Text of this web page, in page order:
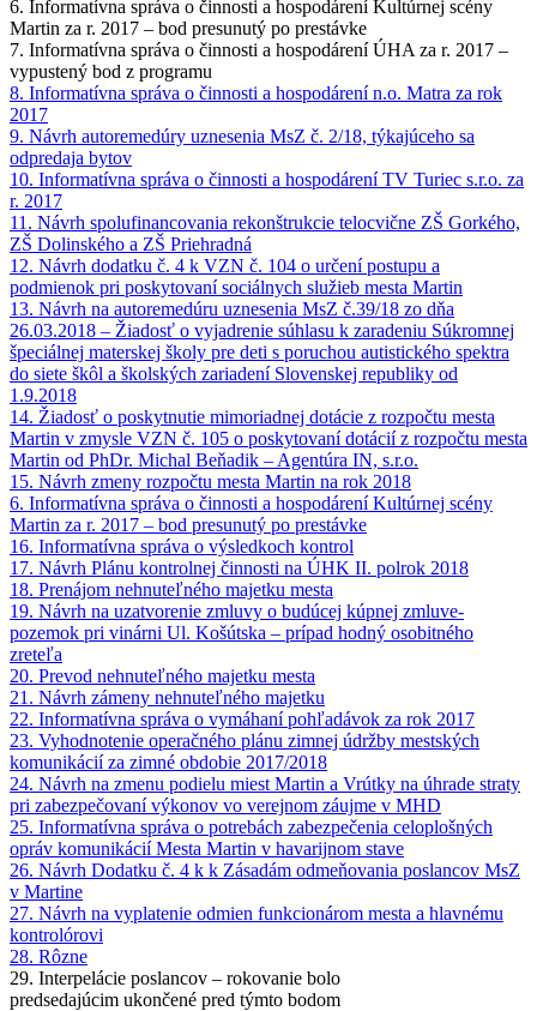
6. Informatívna správa o činnosti a hospodárení Kultúrnej scény
Martin za r. 2017 – bod presunutý po prestávke
7. Informatívna správa o činnosti a hospodárení ÚHA za r. 2017 –
vypustený bod z programu
8. Informatívna správa o činnosti a hospodárení n.o. Matra za rok
2017
9. Návrh autoremedúry uznesenia MsZ č. 2/18, týkajúceho sa
odpredaja bytov
10. Informatívna správa o činnosti a hospodárení TV Turiec s.r.o. za
r. 2017
11. Návrh spolufinancovania rekonštrukcie telocvične ZŠ Gorkého,
ZŠ Dolinského a ZŠ Priehradná
12. Návrh dodatku č. 4 k VZN č. 104 o určení postupu a
podmienok pri poskytovaní sociálnych služieb mesta Martin
13. Návrh na autoremedúru uznesenia MsZ č.39/18 zo dňa
26.03.2018 – Žiadosť o vyjadrenie súhlasu k zaradeniu Súkromnej
špeciálnej materskej školy pre deti s poruchou autistického spektra
do siete škôl a školských zariadení Slovenskej republiky od
1.9.2018
14. Žiadosť o poskytnutie mimoriadnej dotácie z rozpočtu mesta
Martin v zmysle VZN č. 105 o poskytovaní dotácií z rozpočtu mesta
Martin od PhDr. Michal Beňadik – Agentúra IN, s.r.o.
15. Návrh zmeny rozpočtu mesta Martin na rok 2018
6. Informatívna správa o činnosti a hospodárení Kultúrnej scény
Martin za r. 2017 – bod presunutý po prestávke
16. Informatívna správa o výsledkoch kontrol
17. Návrh Plánu kontrolnej činnosti na ÚHK II. polrok 2018
18. Prenájom nehnuteľného majetku mesta
19. Návrh na uzatvorenie zmluvy o budúcej kúpnej zmluve-
pozemok pri vinárni Ul. Košútska – prípad hodný osobitného
zreteľa
20. Prevod nehnuteľného majetku mesta
21. Návrh zámeny nehnuteľného majetku
22. Informatívna správa o vymáhaní pohľadávok za rok 2017
23. Vyhodnotenie operačného plánu zimnej údržby mestských
komunikácií za zimné obdobie 2017/2018
24. Návrh na zmenu podielu miest Martin a Vrútky na úhrade straty
pri zabezpečovaní výkonov vo verejnom záujme v MHD
25. Informatívna správa o potrebách zabezpečenia celoplošných
opráv komunikácií Mesta Martin v havarijnom stave
26. Návrh Dodatku č. 4 k k Zásadám odmeňovania poslancov MsZ
v Martine
27. Návrh na vyplatenie odmien funkcionárom mesta a hlavnému
kontrolórovi
28. Rôzne
29. Interpelácie poslancov – rokovanie bolo
predsedajúcim ukončené pred týmto bodom